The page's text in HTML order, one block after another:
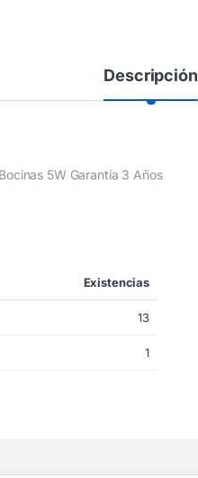
Descripción
5W Garantía 3 Años
Existencias
13
1